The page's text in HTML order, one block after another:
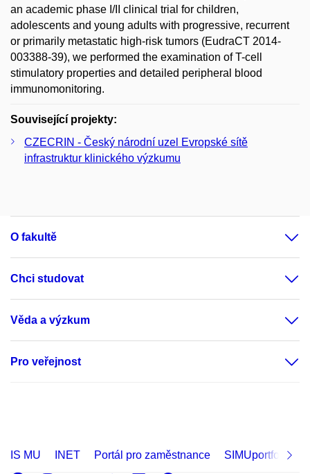
an academic phase I/II clinical trial for children,
adolescents and young adults with progressive, recurrent
or primarily metastatic high-risk tumors (EudraCT 2014-
003388-39), we performed the examination of T-cell
stimulatory properties and detailed peripheral blood
immunomonitoring.
Související projekty:
CZECRIN - Český národní uzel Evropské sítě
infrastruktur klinického výzkumu
O fakultě
Chci studovat
Věda a výzkum
Pro veřejnost
IS MU INET Portál pro zaměstnance SIMUportfolio